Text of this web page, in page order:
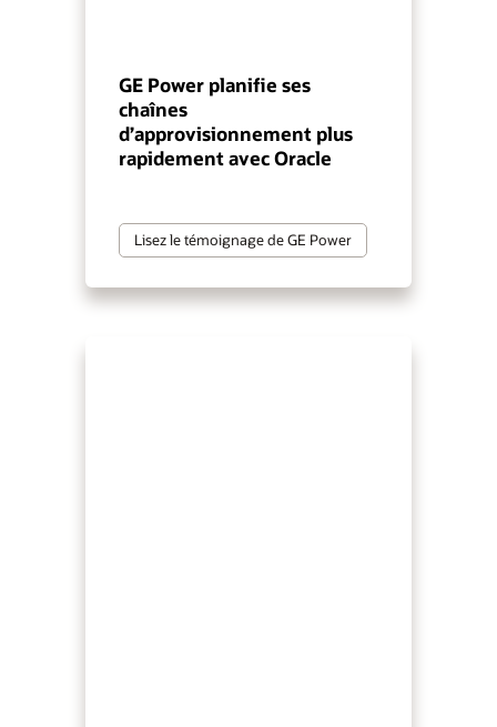
GE Power planifie ses
chaînes
d’approvisionnement plus
rapidement avec Oracle
Lisez le témoignage de GE Power